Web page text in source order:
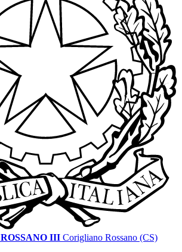
ROSSANO III Corigliano Rossano (CS)